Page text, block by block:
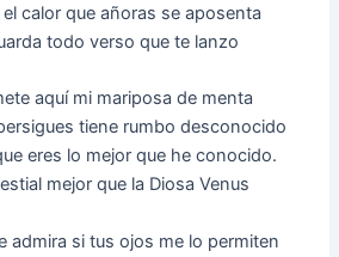
calor que añoras se aposenta
todo verso que te lanzo
aquí mi mariposa de menta
tiene rumbo desconocido
eres lo mejor que he conocido.
mejor que la Diosa Venus
admira si tus ojos me lo permiten